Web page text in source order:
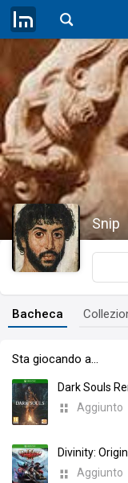
Snip
Bacheca
Sta giocando a…
Dark Souls
Aggiunto
Divinity:
Aggiunto